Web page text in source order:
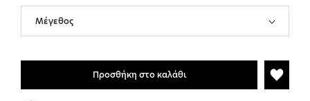
Προσθήκη στο καλάθι